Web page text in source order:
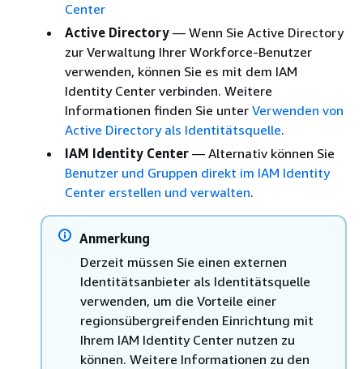
Center
Active Directory — Wenn Sie Active Directory
zur Verwaltung Ihrer Workforce-Benutzer
verwenden, können Sie es mit dem IAM
Identity Center verbinden. Weitere
Informationen finden Sie unter Verwenden von
Active Directory als Identitätsquelle.
IAM Identity Center — Alternativ können Sie
Benutzer und Gruppen direkt im IAM Identity
Center erstellen und verwalten.
Anmerkung
Derzeit müssen Sie einen externen
Identitätsanbieter als Identitätsquelle
verwenden, um die Vorteile einer
regionsübergreifenden Einrichtung mit
Ihrem IAM Identity Center nutzen zu
können. Weitere Informationen zu den